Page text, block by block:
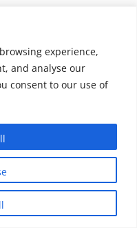
experience,
and analyse our
consent to our use of
o inferiore a quello
Il prezzo al litro può
quantità molto
è reale.
Guppyfriend) per i
con cicli
un filtro sul tubo di
periodo, preferisci